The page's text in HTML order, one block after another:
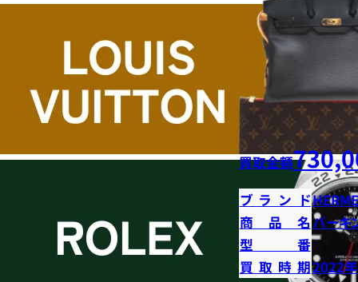
買取金額
ブランド
商品名バーキ
型番
買取時期2022